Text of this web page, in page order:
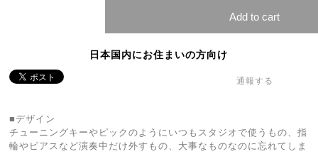
Add to cart
日本国内にお住まいの方向け
通報する
■デザイン
チューニングキーやピックのようにいつもスタジオで使うもの、指
輪やピアスなど演奏中だけ外すもの、大事なものなのに忘れてしま